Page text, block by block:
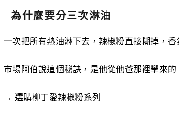
為什麼要分三次淋油
一次把所有熱油淋下去，辣椒粉直接糊掉，
市場阿伯說這個秘訣，是他從他爸那裡學來
→ 選購柳丁愛辣椒粉系列